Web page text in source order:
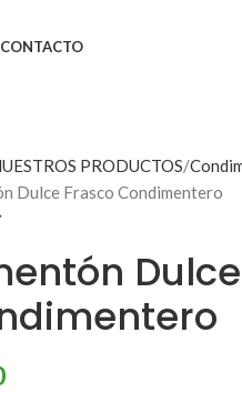
CONTACTO
PRODUCTOS
Dulce Frasco Condimentero